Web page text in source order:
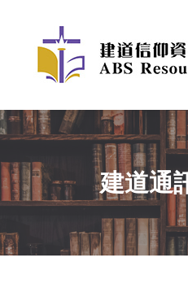
建道通